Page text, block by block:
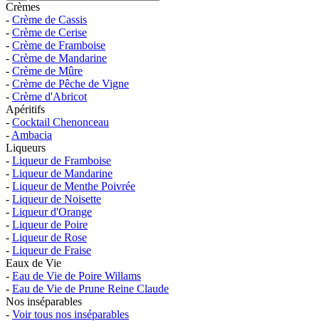
Crèmes
- Crème de Cassis
- Crème de Cerise
- Crème de Framboise
- Crème de Mandarine
- Crème de Mûre
- Crème de Pêche de Vigne
- Crème d'Abricot
Apéritifs
- Cocktail Chenonceau
- Ambacia
Liqueurs
- Liqueur de Framboise
- Liqueur de Mandarine
- Liqueur de Menthe Poivrée
- Liqueur de Noisette
- Liqueur d'Orange
- Liqueur de Poire
- Liqueur de Rose
- Liqueur de Fraise
Eaux de Vie
- Eau de Vie de Poire Willams
- Eau de Vie de Prune Reine Claude
Nos inséparables
- Voir tous nos inséparables